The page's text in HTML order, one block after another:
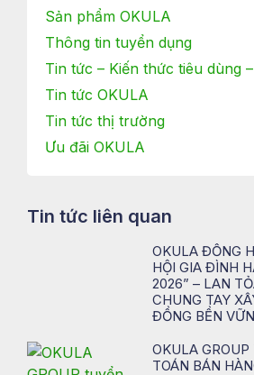
Sản phẩm OKULA
Thông tin tuyển dụng
Tin tức – Kiến thức tiêu dùng
Tin tức OKULA
Tin tức thị trường
Ưu đãi OKULA
Tin tức liên quan
OKULA ĐỒNG
HỘI GIA ĐÌNH
2026” – LAN
CHUNG TAY
ĐỒNG BỀN
OKULA
TOÁN BÁN